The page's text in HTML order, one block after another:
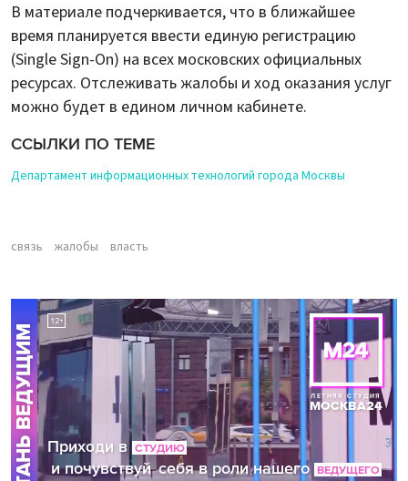
В материале подчеркивается, что в ближайшее
время планируется ввести единую регистрацию
(Single Sign-On) на всех московских официальных
ресурсах. Отслеживать жалобы и ход оказания услуг
можно будет в едином личном кабинете.
ССЫЛКИ ПО ТЕМЕ
Департамент информационных технологий города Москвы
связь жалобы власть